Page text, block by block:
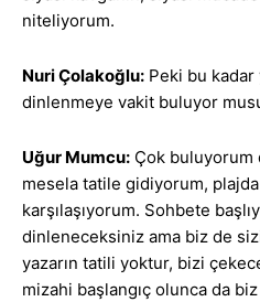
niteliyorum.
Nuri Çolakoğlu: Peki bu kadar
dinlenmeye vakit buluyor
Uğur Mumcu: Çok buluyorum
mesela tatile gidiyorum,
karşılaşıyorum. Sohbete
dinleneceksiniz ama biz de
yazarın tatili yoktur, bizi
mizahi başlangıç olunca da